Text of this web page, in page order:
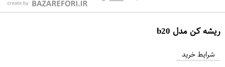
ریشه کن مدل b20
شرایط خرید